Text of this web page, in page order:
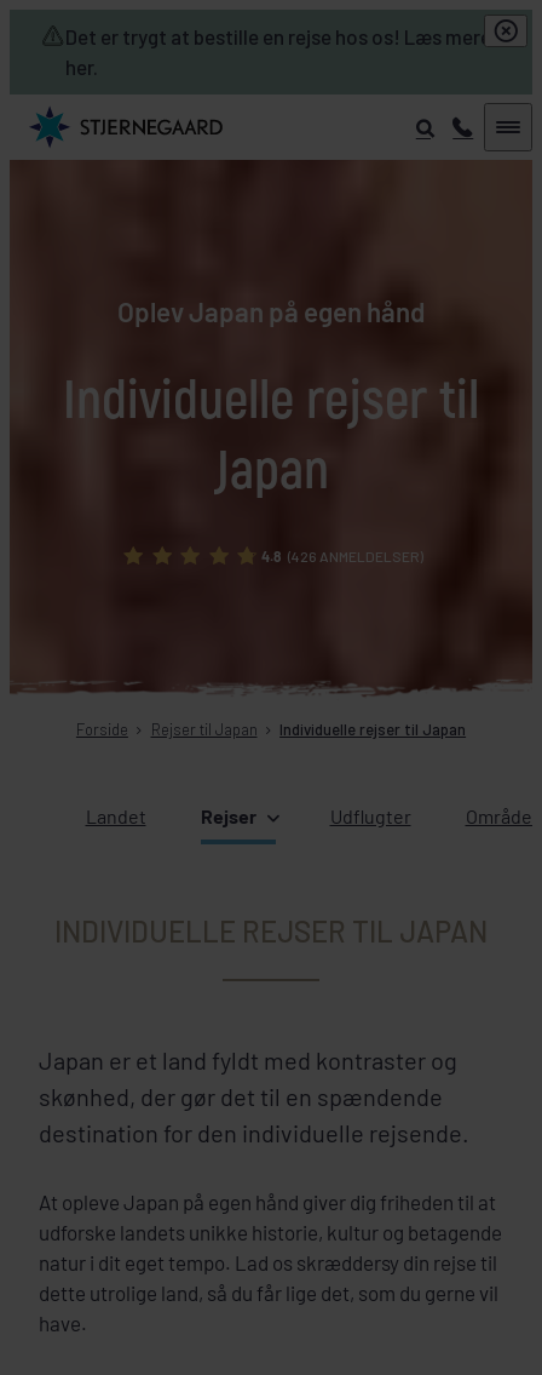
Det er trygt at bestille en rejse hos os! Læs mere
her.
Skip to main content
Individuelle rejser til
Japan
Oplev Japan på egen hånd
4.8 (426 ANMELDELSER)
Forside Rejser til Japan Individuelle rejser til Japan
Landet Rejser Udflugter
INDIVIDUELLE REJSER TIL JAPAN
Japan er et land fyldt med kontraster og
skønhed, der gør det til en spændende
destination for den individuelle rejsende.
At opleve Japan på egen hånd giver dig friheden til at
udforske landets unikke historie, kultur og betagende
natur i dit eget tempo. Lad os skræddersy din rejse til
dette utrolige land, så du får lige det, som du gerne vil
have.